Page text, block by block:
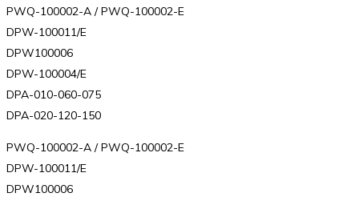
PWQ-100002-A / PWQ-100002-E
DPW-100011/E
DPW100006
DPW-100004/E
DPA-010-060-075
DPA-020-120-150
PWQ-100002-A / PWQ-100002-E
DPW-100011/E
DPW100006